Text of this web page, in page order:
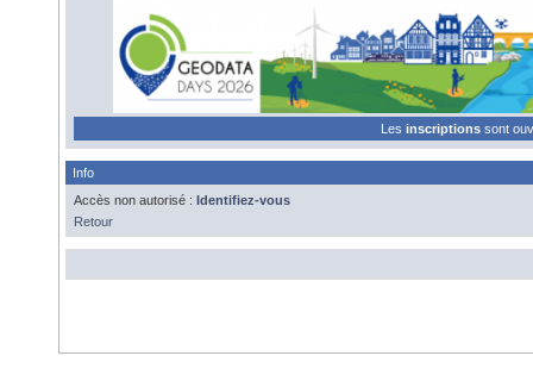
Les inscriptions sont
Info
Accès non autorisé : Identifiez-vous
Retour